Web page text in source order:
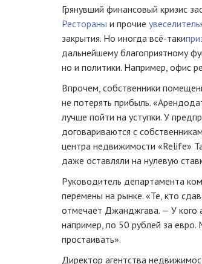
Грянувший финансовый кризис
Рестораны и прочие
закрытия. Но иногда всё-таки
дальнейшему благоприятному
но и политики. Например, офис
Впрочем, собственники
не потерять прибыль.
лучше пойти на уступки. У
договариваются с
центра недвижимости «Relife»
даже оставляли на нулевую
Руководитель департамента
перемены на рынке. «Те, кто
отмечает Джанджгава. — У кого
например, по 50 рублей за
простаивать».
Директор агентства